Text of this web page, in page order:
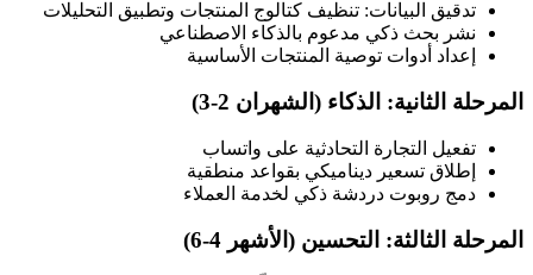
تدقيق البيانات: تنظيف كتالوج المنتجات وتطبيق التحليلات
نشر بحث ذكي مدعوم بالذكاء الاصطناعي
إعداد أدوات توصية المنتجات الأساسية
المرحلة الثانية: الذكاء (الشهران 2-3)
تفعيل التجارة التحادثية على واتساب
إطلاق تسعير ديناميكي بقواعد منطقية
دمج روبوت دردشة ذكي لخدمة العملاء
المرحلة الثالثة: التحسين (الأشهر 4-6)